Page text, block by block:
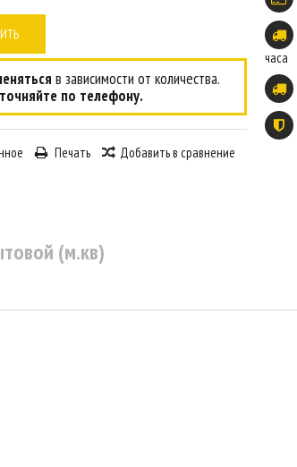
в зависимости от количества.
по телефону.
Печать Добавить в сравнение
часа
(м.кв)